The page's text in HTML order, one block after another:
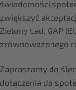
świadomości
zwiększyć
Zielony Ład, GAP
zrównoważonego
Zapraszamy do
dołączenia do